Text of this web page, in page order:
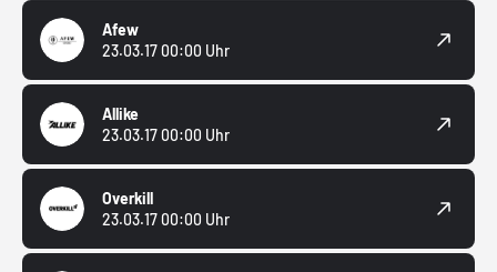
Afew
23.03.17 00:00 Uhr
Allike
23.03.17 00:00 Uhr
Overkill
23.03.17 00:00 Uhr